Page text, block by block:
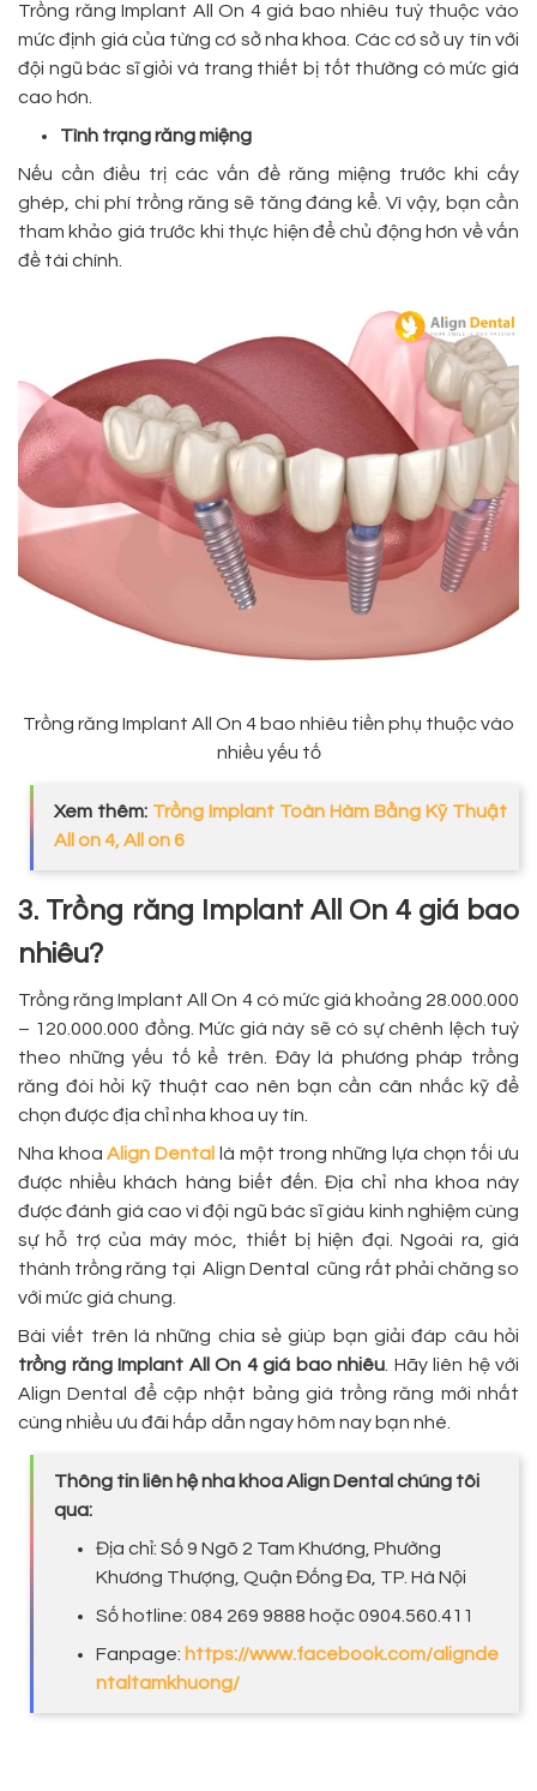
Trồng răng Implant All On 4 giá bao nhiêu tuỳ thuộc vào
mức định giá của từng cơ sở nha khoa. Các cơ sở uy tín với
đội ngũ bác sĩ giỏi và trang thiết bị tốt thường có mức giá
cao hơn.
Tình trạng răng miệng
Nếu cần điều trị các vấn đề răng miệng trước khi cấy
ghép, chi phí trồng răng sẽ tăng đáng kể. Vì vậy, bạn cần
tham khảo giá trước khi thực hiện để chủ động hơn về vấn
đề tài chính.
Trồng răng Implant All On 4 bao nhiêu tiền phụ thuộc vào
nhiều yếu tố
Xem thêm: Trồng Implant Toàn Hàm Bằng Kỹ Thuật
All on 4, All on 6
3. Trồng răng Implant All On 4 giá bao
nhiêu?
Trồng răng Implant All On 4 có mức giá khoảng 28.000.000
– 120.000.000 đồng. Mức giá này sẽ có sự chênh lệch tuỳ
theo những yếu tố kể trên. Đây là phương pháp trồng
răng đòi hỏi kỹ thuật cao nên bạn cần cân nhắc kỹ để
chọn được địa chỉ nha khoa uy tín.
Nha khoaAlign Dental là một trong những lựa chọn tối ưu
được nhiều khách hàng biết đến. Địa chỉ nha khoa này
được đánh giá cao vì đội ngũ bác sĩ giàu kinh nghiệm cùng
sự hỗ trợ của máy móc, thiết bị hiện đại. Ngoài ra, giá
thành trồng răng tại Align Dental cũng rất phải chăng so
với mức giá chung.
Bài viết trên là những chia sẻ giúp bạn giải đáp câu hỏi
trồng răng Implant All On 4 giá bao nhiêu . Hãy liên hệ với
Align Dental để cập nhật bảng giá trồng răng mới nhất
cùng nhiều ưu đãi hấp dẫn ngay hôm nay bạn nhé.
Thông tin liên hệ nha khoa Align Dental chúng tôi
qua:
Địa chỉ: Số 9 Ngõ 2 Tam Khương, Phường
Khương Thượng, Quận Đống Đa, TP. Hà Nội
Số hotline: 084 269 9888 hoặc 0904.560.411
Fanpage: https://www.facebook.com/alignde
ntaltamkhuong/